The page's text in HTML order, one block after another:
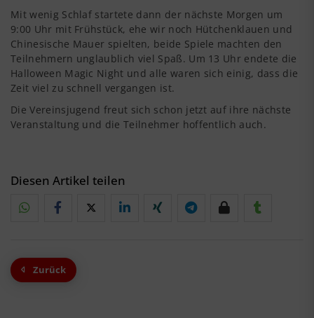
Mit wenig Schlaf startete dann der nächste Morgen um
9:00 Uhr mit Frühstück, ehe wir noch Hütchenklauen und
Chinesische Mauer spielten, beide Spiele machten den
Teilnehmern unglaublich viel Spaß. Um 13 Uhr endete die
Halloween Magic Night und alle waren sich einig, dass die
Zeit viel zu schnell vergangen ist.
Die Vereinsjugend freut sich schon jetzt auf ihre nächste
Veranstaltung und die Teilnehmer hoffentlich auch.
Diesen Artikel teilen
Zurück